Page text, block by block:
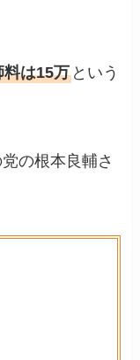
料は15万 という
の根本良輔さ